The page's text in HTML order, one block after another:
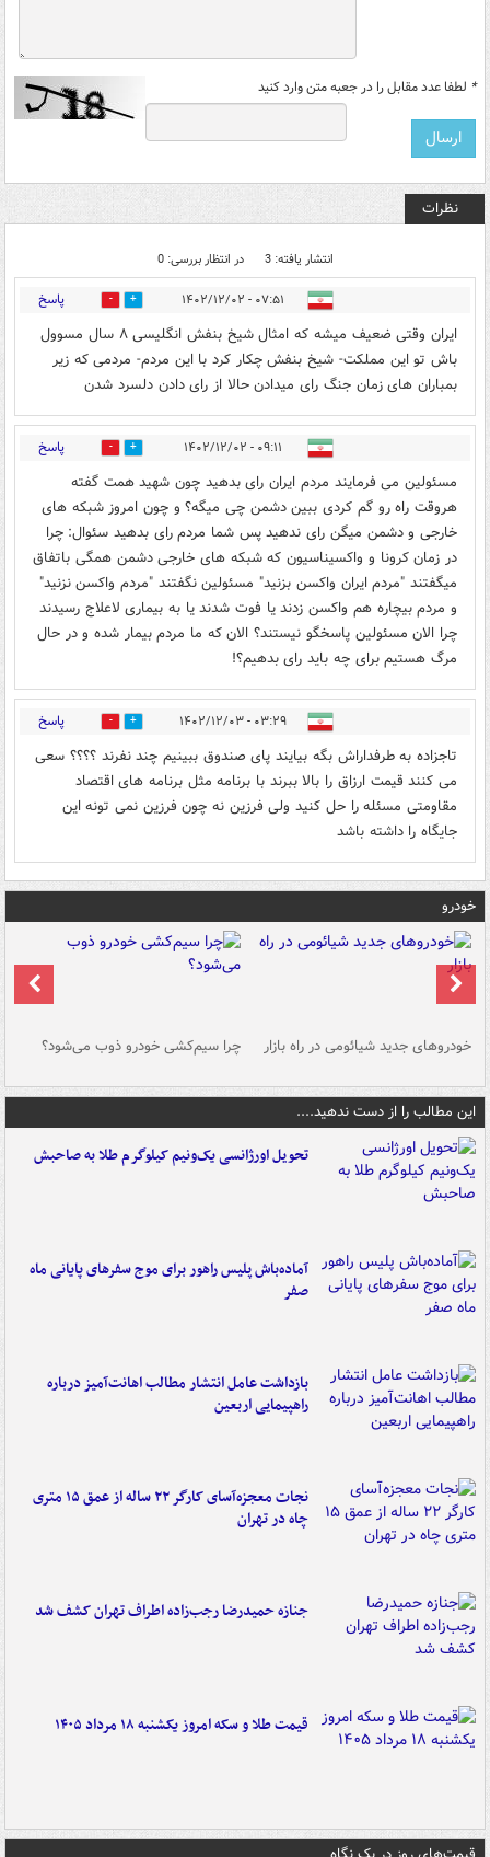
* لطفا عدد مقابل را در جعبه متن وارد کنید
نظرات
انتشار یافته: 3 در انتظار بررسی: 0
۰۷:۵۱ - ۱۴۰۲/۱۲/۰۲ 0 پاسخ
ایران وقتی ضعیف میشه که امثال شیخ بنفش انگلیسی ۸ سال مسوول
باش تو این مملکت- شیخ بنفش چکار کرد با این مردم- مردمی که زیر
بمباران های زمان جنگ رای میدادن حالا از رای دادن دلسرد شدن
۰۹:۱۱ - ۱۴۰۲/۱۲/۰۲ 0 پاسخ
مسئولین می فرمایند مردم ایران رای بدهید چون شهید همت گفته
هروقت راه رو گم کردی ببین دشمن چی میگه؟ و چون امروز شبکه های
خارجی و دشمن میگن رای ندهید پس شما مردم رای بدهید سئوال: چرا
در زمان کرونا و واکسیناسیون که شبکه های خارجی دشمن همگی باتفاق
میگفتند "مردم ایران واکسن بزنید" مسئولین نگفتند "مردم واکسن نزنید"
و مردم بیچاره هم واکسن زدند یا فوت شدند یا به بیماری لاعلاج رسیدند
چرا الان مسئولین پاسخگو نیستند؟ الان که ما مردم بیمار شده و در حال
مرگ هستیم برای چه باید رای بدهیم؟!
۰۳:۲۹ - ۱۴۰۲/۱۲/۰۳ 0 پاسخ
تاجزاده به طرفداراش بگه بیایند پای صندوق ببینیم چند نفرند ؟؟؟؟ سعی
می کنند قیمت ارزاق را بالا ببرند با برنامه مثل برنامه های اقتصاد
مقاومتی مسئله را حل کنید ولی فرزین نه چون فرزین نمی تونه این
جایگاه را داشته باشد
خودرو
خودروهای جدید شیائومی در راه بازار چرا سیم‌کشی خودرو ذوب می‌شود؟
این مطالب را از دست ندهید....
تحویل اورژانسی یک‌ونیم کیلوگرم طلا به صاحبش
آماده‌باش پلیس راهور برای موج سفرهای پایانی ماه
صفر
بازداشت عامل انتشار مطالب اهانت‌آمیز درباره
راهپیمایی اربعین
نجات معجزه‌آسای کارگر ۲۲ ساله از عمق ۱۵ متری
چاه در تهران
جنازه حمیدرضا رجب‌زاده اطراف تهران کشف شد
قیمت طلا و سکه امروز یکشنبه ۱۸ مرداد ۱۴۰۵